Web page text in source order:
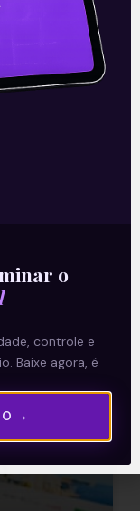
na
E EU COM ISSO
o
controle e
Baixe agora, é
→